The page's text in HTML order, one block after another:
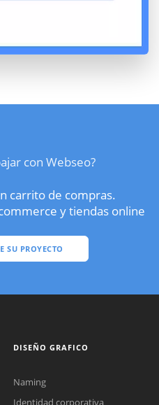
con Webseo?
carrito de compras.
y tiendas online
SU PROYECTO
DISEÑO GRAFICO
Naming
Identidad corporativa